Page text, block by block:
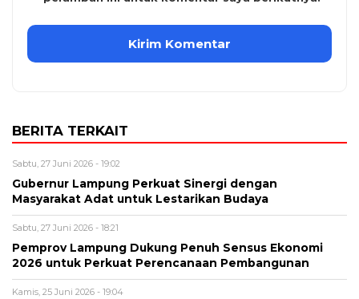
BERITA TERKAIT
Sabtu, 27 Juni 2026 - 19:02
Gubernur Lampung Perkuat Sinergi dengan
Masyarakat Adat untuk Lestarikan Budaya
Sabtu, 27 Juni 2026 - 18:21
Pemprov Lampung Dukung Penuh Sensus Ekonomi
2026 untuk Perkuat Perencanaan Pembangunan
Kamis, 25 Juni 2026 - 19:04